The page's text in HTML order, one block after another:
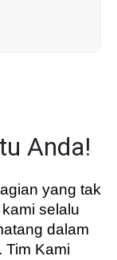
Anda!
yang tak
selalu
dalam
Tim Kami